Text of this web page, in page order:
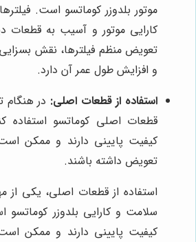
موتور بلدوزر کوماتسو است.
کارایی موتور و آسیب به قطعات
تعویض منظم فیلترها، نقش
و افزایش طول عمر آن دارد.
استفاده از قطعات اصلی: در هنگام
قطعات اصلی کوماتسو استفاده
کیفیت پایینی دارند و ممکن
تعویض داشته باشند.
استفاده از قطعات اصلی، یکی از
سلامت و کارایی بلدوزر
کیفیت پایینی دارند و ممکن